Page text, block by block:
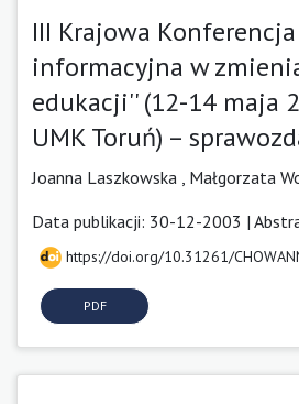
III Krajowa
informacyjna w
edukacji'' (12-14 maja
UMK Toruń) –
Joanna Laszkowska , Małgorzata
Data publikacji: 30-12-2003 |
https://doi.org/10.31261/
PDF